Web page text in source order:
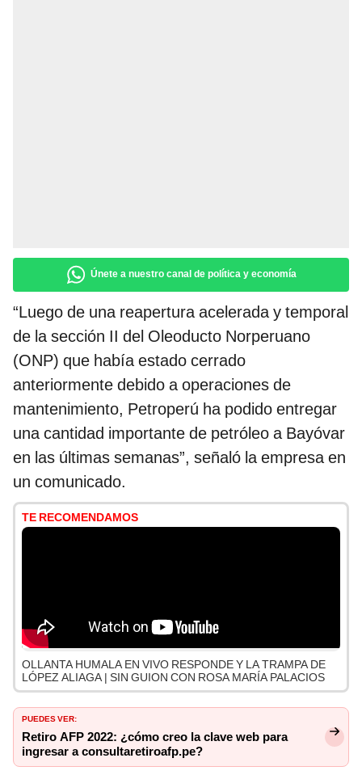
Únete a nuestro canal de política y economía
“Luego de una reapertura acelerada y temporal
de la sección II del Oleoducto Norperuano
(ONP) que había estado cerrado
anteriormente debido a operaciones de
mantenimiento, Petroperú ha podido entregar
una cantidad importante de petróleo a Bayóvar
en las últimas semanas”, señaló la empresa en
un comunicado.
TE RECOMENDAMOS
OLLANTA HUMALA EN VIVO RESPONDE Y LA TRAMPA DE
LÓPEZ ALIAGA | SIN GUION CON ROSA MARÍA PALACIOS
PUEDES VER:
Retiro AFP 2022: ¿cómo creo la clave web para
ingresar a consultaretiroafp.pe?